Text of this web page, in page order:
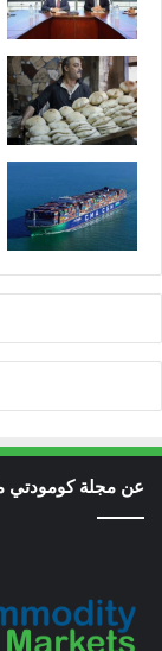
عن مجلة كومودتي